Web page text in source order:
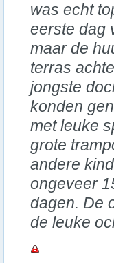
was echt
eerste dag
maar de
terras
jongste
konden
met leuke
grote
andere
ongeveer
dagen. De
de leuke